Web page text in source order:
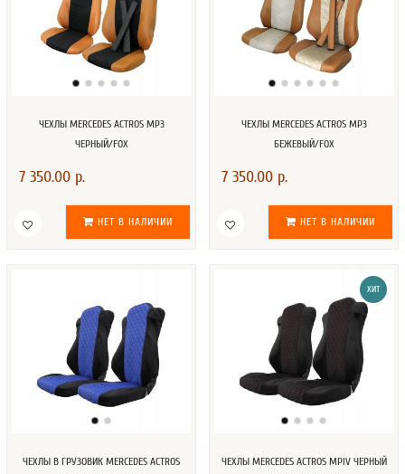
ЧЕХЛЫ MERCEDES ACTROS MP3
ЧЕРНЫЙ/FOX
7 350.00 р.
НЕТ В НАЛИЧИИ
ЧЕХЛЫ MERCEDES ACTROS MP3
БЕЖЕВЫЙ/FOX
7 350.00 р.
НЕТ В НАЛИЧИИ
ЧЕХЛЫ В ГРУЗОВИК MERCEDES ACTROS
ХИТ
ЧЕХЛЫ MERCEDES ACTROS MPIV ЧЕРНЫЙ